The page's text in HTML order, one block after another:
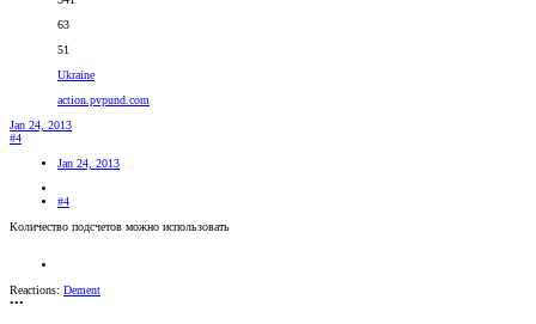
63
51
Ukraine
action.pvpund.com
Jan 24, 2013
#4
Jan 24, 2013
#4
Количество подсчетов можно использовать
Reactions: Dement
•••